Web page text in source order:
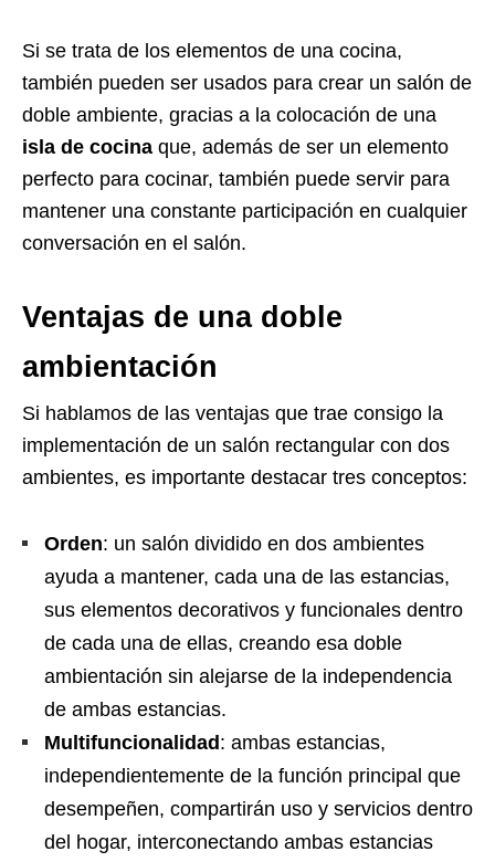
Si se trata de los elementos de una cocina,
también pueden ser usados para crear un salón de
doble ambiente, gracias a la colocación de una
isla de cocina que, además de ser un elemento
perfecto para cocinar, también puede servir para
mantener una constante participación en cualquier
conversación en el salón.
Ventajas de una doble
ambientación
Si hablamos de las ventajas que trae consigo la
implementación de un salón rectangular con dos
ambientes, es importante destacar tres conceptos:
Orden: un salón dividido en dos ambientes
ayuda a mantener, cada una de las estancias,
sus elementos decorativos y funcionales dentro
de cada una de ellas, creando esa doble
ambientación sin alejarse de la independencia
de ambas estancias.
Multifuncionalidad: ambas estancias,
independientemente de la función principal que
desempeñen, compartirán uso y servicios dentro
del hogar, interconectando ambas estancias